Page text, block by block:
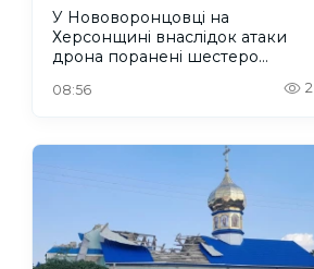
У Нововоронцовці на
Херсонщині внаслідок атаки
дрона поранені шестеро
08:56 2